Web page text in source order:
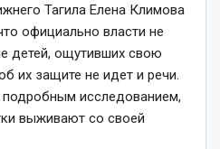
Тагила Елена Климова
официально власти не
детей, ощутивших свою
их защите не идет и речи.
подробным исследованием,
выживают со своей